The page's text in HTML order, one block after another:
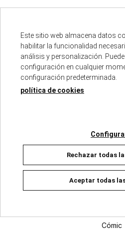
Punto
Superhéroes
Universo
Manga
Cómic
Este sitio web almacena datos
habilitar la funcionalidad
análisis y personalización.
configuración en cualquier
configuración predeterminada.
política de cookies
Rechazar todas
Aceptar todas